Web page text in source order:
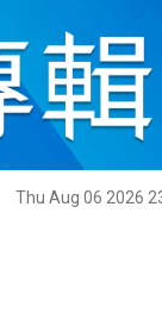
Thu Aug 06 2026
名家榜